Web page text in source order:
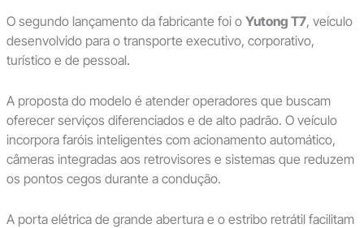
O segundo lançamento da fabricante foi o Yutong T7, veículo
desenvolvido para o transporte executivo, corporativo,
turístico e de pessoal.
A proposta do modelo é atender operadores que buscam
oferecer serviços diferenciados e de alto padrão. O veículo
incorpora faróis inteligentes com acionamento automático,
câmeras integradas aos retrovisores e sistemas que reduzem
os pontos cegos durante a condução.
A porta elétrica de grande abertura e o estribo retrátil facilitam